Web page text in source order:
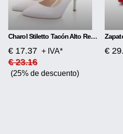
Charol Stiletto Tacón Alto Red Rojo Tacón Alto
€ 17.37 + IVA*
€ 23.16
(25% de descuento)
€